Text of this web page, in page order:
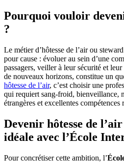
Pourquoi vouloir
?
Le métier d’hôtesse de l’air ou
pour cause : évoluer au sein d’une
passagers, veiller à leur sécurité et
de nouveaux horizons, constitue un
hôtesse de l’air, c’est choisir une
qui requiert sang-froid, bienveillance,
étrangères et excellentes compétences
Devenir hôtesse de
idéale avec l’École
Pour concrétiser cette ambition, l’